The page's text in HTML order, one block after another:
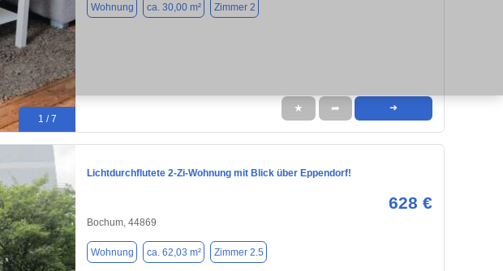
1 / 7
Wohnung ca. 30,00 m² Zimmer 2
★ ➦ ➜
Lichtdurchflutete 2-Zi-Wohnung mit Blick über Eppendorf!
628 €
Bochum, 44869
Wohnung ca. 62,03 m² Zimmer 2.5